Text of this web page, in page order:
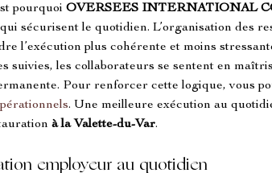
pourquoi OVERSEES INTERNATIONAL
sécurisent le quotidien. L’organisation des
l’exécution plus cohérente et moins
suivies, les collaborateurs se sentent en
Pour renforcer cette logique, vous
. Une meilleure exécution au
à la Valette-du-Var.
employeur au quotidien